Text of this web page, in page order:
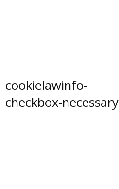
cookielawinfo-
checkbox-necessary